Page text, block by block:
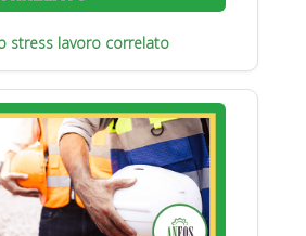
stress lavoro correlato